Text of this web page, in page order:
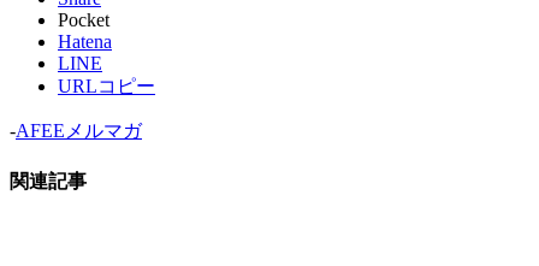
Pocket
Hatena
LINE
URLコピー
-AFEEメルマガ
関連記事